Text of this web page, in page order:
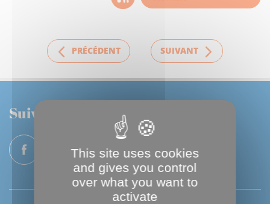
d'actualité
PRÉCÉDENT SUIVANT
Suivez-nous
This site uses cookies
and gives you control
over what you want to
activate